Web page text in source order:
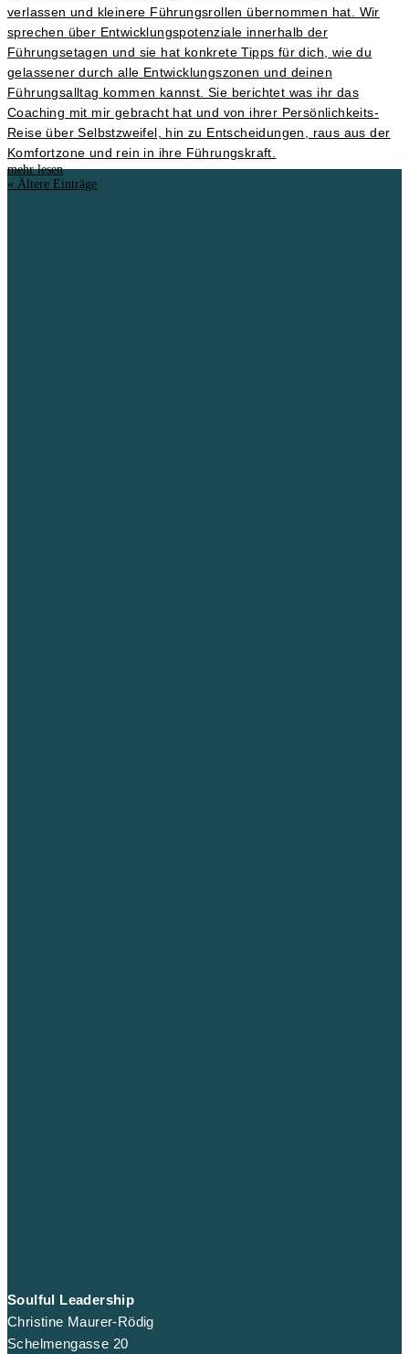
verlassen und kleinere Führungsrollen übernommen hat. Wir
sprechen über Entwicklungspotenziale innerhalb der
Führungsetagen und sie hat konkrete Tipps für dich, wie du
gelassener durch alle Entwicklungszonen und deinen
Führungsalltag kommen kannst. Sie berichtet was ihr das
Coaching mit mir gebracht hat und von ihrer Persönlichkeits-
Reise über Selbstzweifel, hin zu Entscheidungen, raus aus der
Komfortzone und rein in ihre Führungskraft.
mehr lesen
« Ältere Einträge
Soulful Leadership
Christine Maurer-Rödig
Schelmengasse 20